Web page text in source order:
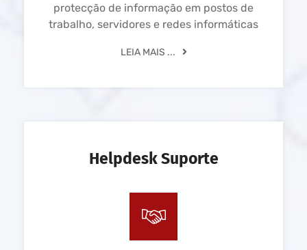
protecção de informação em postos de
trabalho, servidores e redes informáticas
LEIA MAIS ...
Helpdesk Suporte